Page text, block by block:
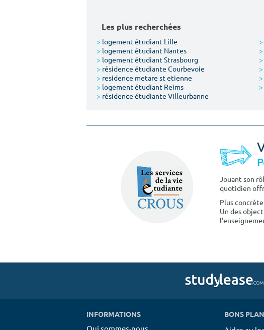
Les plus recherchées
> logement étudiant Lille >
> logement étudiant Nantes >
> logement étudiant Strasbourg >
> résidence étudiante Courbevoie >
> residence metare st etienne >
> logement étudiant Reims >
> résidence étudiante Villeurbanne
Jouant son
quotidien
Plus
Un des
INFORMATIONS BONS